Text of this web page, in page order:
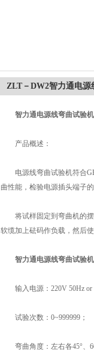
ZLT－DW2智力通电源
智力通电源线弯曲试验机
产品概述：
电源线弯曲试验机符合
曲性能，检验电源插头端子
将试样固定到弯曲机的摆
软缆加上砝码作负载，然后
智力通电源线弯曲试验机
输入电源：220V 50Hz or
试验次数：0~999999；
弯曲角度：左右各45°、